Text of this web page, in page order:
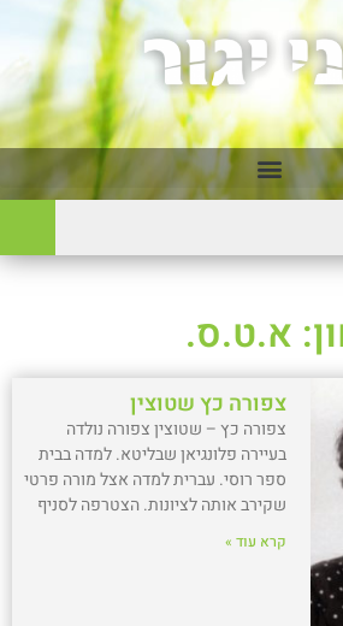
א.ט.ס.
צפורה כץ שטוצין
צפורה כץ – שטוצין צפורה נולדה
בעיירה פלונגיאן שבליטא. למדה בבית
ספר רוסי. עברית למדה אצל מורה פרטי
שקירב אותה לציונות. הצטרפה לסניף
קרא עוד »